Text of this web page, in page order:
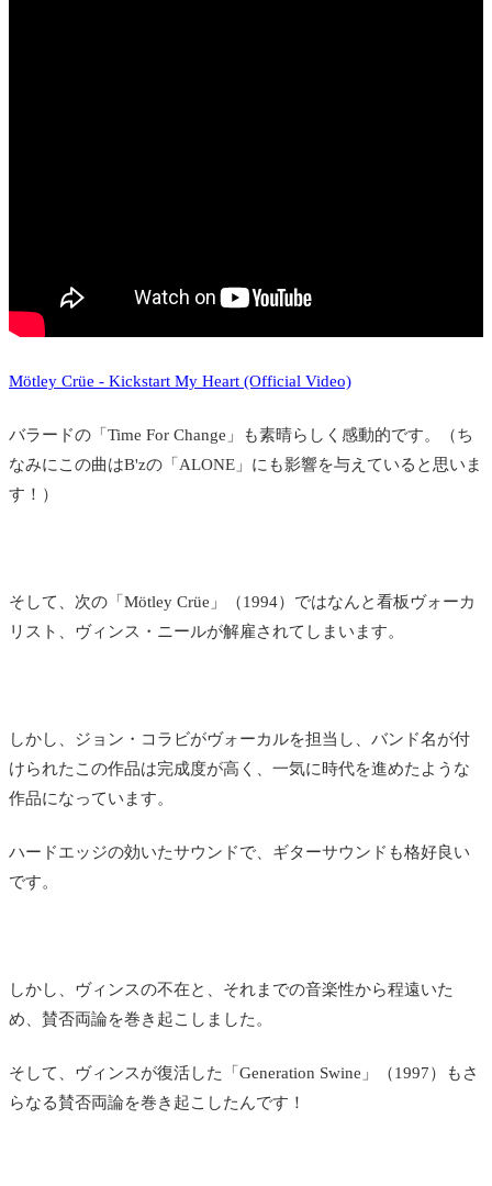
Mötley Crüe - Kickstart My Heart (Official Video)
バラードの「Time For Change」も素晴らしく感動的です。（ち
なみにこの曲はB'zの「ALONE」にも影響を与えていると思いま
す！）
そして、次の「Mötley Crüe」（1994）ではなんと看板ヴォーカ
リスト、ヴィンス・ニールが解雇されてしまいます。
しかし、ジョン・コラビがヴォーカルを担当し、バンド名が付
けられたこの作品は完成度が高く、一気に時代を進めたような
作品になっています。
ハードエッジの効いたサウンドで、ギターサウンドも格好良い
です。
しかし、ヴィンスの不在と、それまでの音楽性から程遠いた
め、賛否両論を巻き起こしました。
そして、ヴィンスが復活した「Generation Swine」（1997）もさ
らなる賛否両論を巻き起こしたんです！